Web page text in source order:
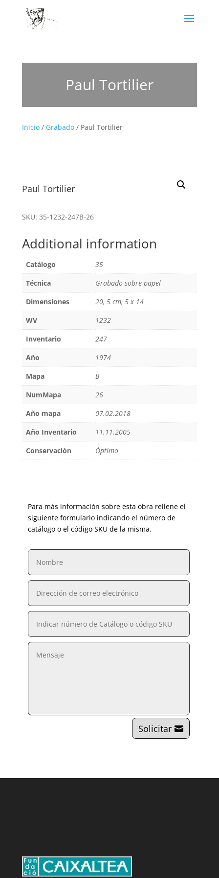
Paul Tortilier
Inicio/ Grabado/ Paul Tortilier
Paul Tortilier
SKU: 35-1232-247B-26
Additional information
Catálogo
35
Técnica
Grabado sobre papel
Dimensiones
20, 5 cm, 5 x 14
WV
1232
Inventario
247
Año
1974
Mapa
B
NumMapa
26
Año mapa
07.02.2018
Año Inventario
11.11.2005
Conservación
Óptimo
Para más información sobre esta obra rellene el
siguiente formulario indicando el número de
catálogo o el código SKU de la misma.
Solicitar